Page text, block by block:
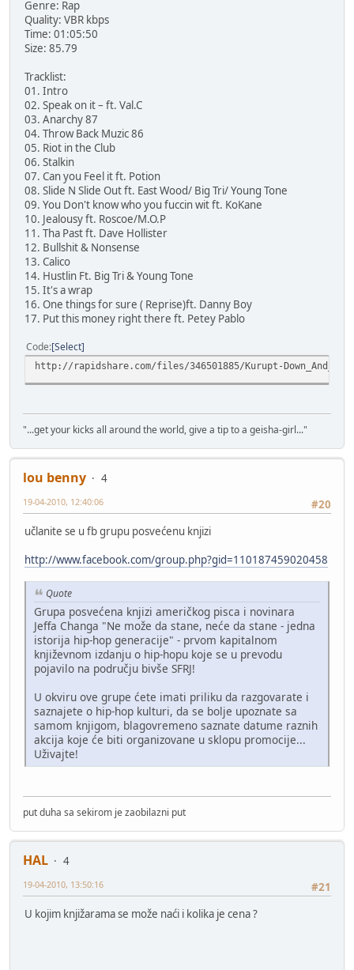
Genre: Rap
Quality: VBR kbps
Time: 01:05:50
Size: 85.79
Tracklist:
01. Intro
02. Speak on it – ft. Val.C
03. Anarchy 87
04. Throw Back Muzic 86
05. Riot in the Club
06. Stalkin
07. Can you Feel it ft. Potion
08. Slide N Slide Out ft. East Wood/ Big Tri/ Young Tone
09. You Don't know who you fuccin wit ft. KoKane
10. Jealousy ft. Roscoe/M.O.P
11. Tha Past ft. Dave Hollister
12. Bullshit & Nonsense
13. Calico
14. Hustlin Ft. Big Tri & Young Tone
15. It's a wrap
16. One things for sure ( Reprise)ft. Danny Boy
17. Put this money right there ft. Petey Pablo
Code Select
http://rapidshare.com/files/346501885/Kurupt-
"...get your kicks all around the world, give a tip to a geisha-girl..."
lou benny
4
#20
19-04-2010, 12:40:06
učlanite se u fb grupu posvećenu knjizi
http://www.facebook.com/group.php?gid=110187459020458
Quote
Grupa posvećena knjizi američkog pisca i novinara
Jeffa Changa "Ne može da stane, neće da stane - jedna
istorija hip-hop generacije" - prvom kapitalnom
književnom izdanju o hip-hopu koje se u prevodu
pojavilo na području bivše SFRJ!
U okviru ove grupe ćete imati priliku da razgovarate i
saznajete o hip-hop kulturi, da se bolje upoznate sa
samom knjigom, blagovremeno saznate datume raznih
akcija koje će biti organizovane u sklopu promocije...
Uživajte!
put duha sa sekirom je zaobilazni put
HAL
4
#21
19-04-2010, 13:50:16
U kojim knjižarama se može naći i kolika je cena ?